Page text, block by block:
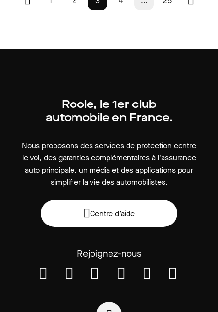
Roole, le 1er club
automobile en France.
Nous proposons des services de protection contre
le vol, des garanties complémentaires à l'assurance
auto principale, un média et des applications pour
simplifier la vie des automobilistes.
Centre d’aide
Rejoignez-nous